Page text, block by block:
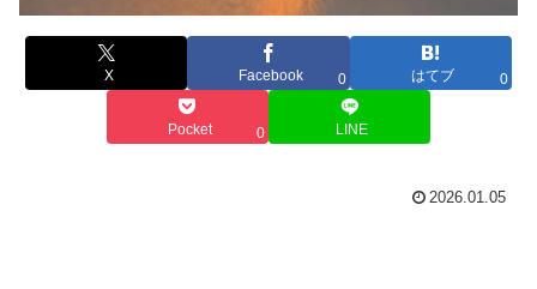
X Facebook 0 はてブ 0
Pocket 0 LINE
2026.01.05